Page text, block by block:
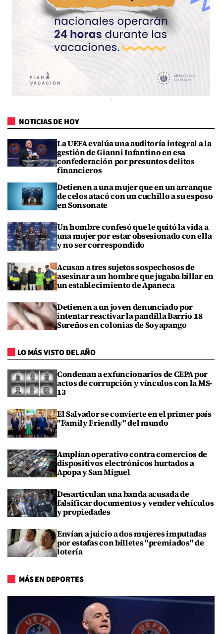
NOTICIAS DE HOY
La UEFA evalúa una auditoría integral a la
gestión de Gianni Infantino en esa
confederación por presuntos delitos
financieros
Detienen a una mujer que en un arranque
de celos atacó con un cuchillo a su esposo
en Sonsonate
Un hombre confesó que le quitó la vida a
una mujer por estar obsesionado con ella
y no ser correspondido
Acusan a tres sujetos sospechosos de
asesinar a un hombre que jugaba billar en
un establecimiento de Apaneca
Detienen a un joven denunciado por
intentar reactivar la pandilla Barrio 18
Sureños en colonias de Soyapango
LO MÁS VISTO DEL AÑO
Condenan a exfuncionarios de CEPA por
actos de corrupción y vínculos con la MS-
13
El Salvador se convierte en el primer país
"Family Friendly" del mundo
Amplían operativo contra comercios de
dispositivos electrónicos hurtados a
Apopa y San Miguel
Desarticulan una banda acusada de
falsificar documentos y vender vehículos
y propiedades
Envían a juicio a dos mujeres imputadas
por estafas con billetes "premiados" de
lotería
MÁS EN DEPORTES